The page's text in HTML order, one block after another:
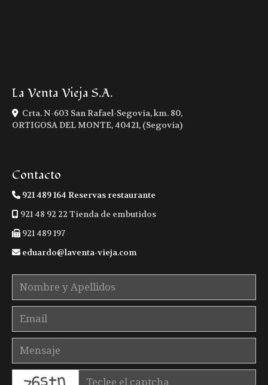
La Venta Vieja S.A.
Crta. N-603 San Rafael-Segovia, km. 80,
ORTIGOSA DEL MONTE,40421, (Segovia)
Contacto
921 489 164 Reservas restaurante
921 48 92 22 Tienda de embutidos
921 489 197
eduardo
laventa-vieja.com